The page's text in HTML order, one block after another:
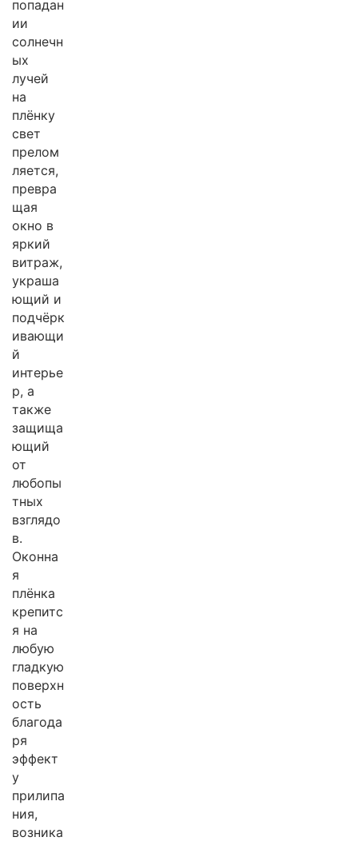
попадан
ии
солнечн
ых
лучей
на
плёнку
свет
прелом
ляется,
превра
щая
окно в
яркий
витраж,
украша
ющий и
подчёрк
ивающи
й
интерье
р, а
также
защища
ющий
от
любопы
тных
взглядо
в.
Оконна
я
плёнка
крепитс
я на
любую
гладкую
поверхн
ость
благода
ря
эффект
у
прилипа
ния,
возника